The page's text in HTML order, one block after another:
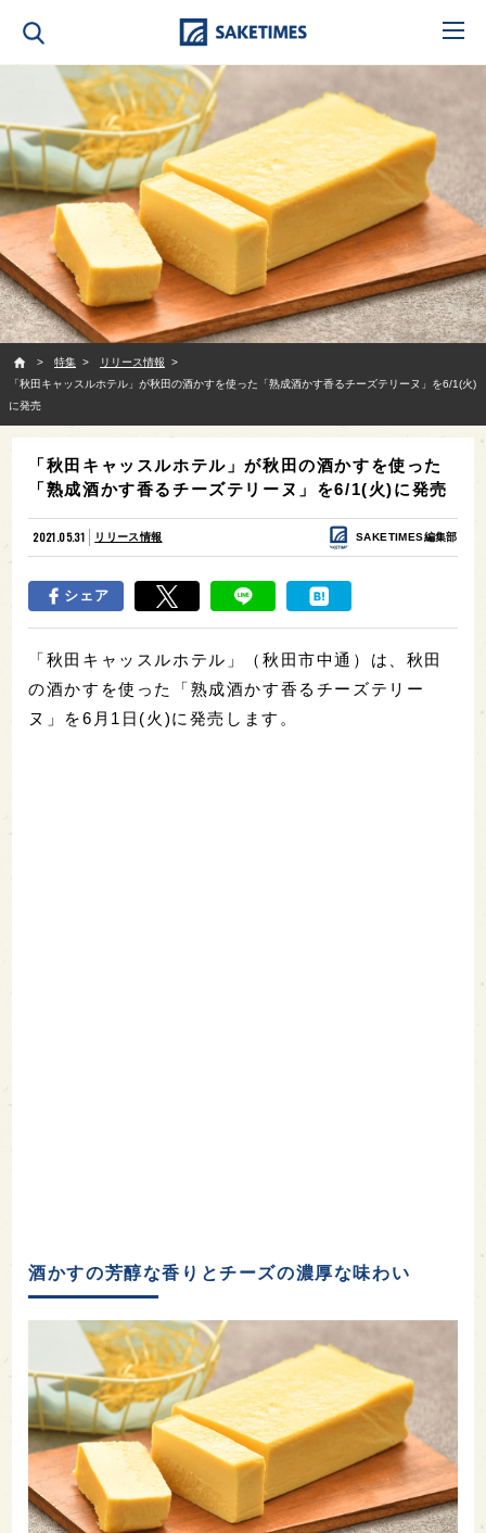
特集
リリース情報
「秋田キャッスルホテル」が秋田の酒かすを使った「熟成酒かす香るチーズテリーヌ」を6/1(火)
に発売
「秋田キャッスルホテル」が秋田の酒かすを使った
「熟成酒かす香るチーズテリーヌ」を6/1(火)に発売
2021.05.31 リリース情報 SAKETIMES編集部
シェア
「秋田キャッスルホテル」（秋田市中通）は、秋田
の酒かすを使った「熟成酒かす香るチーズテリー
ヌ」を6月1日(火)に発売します。
酒かすの芳醇な香りとチーズの濃厚な味わい